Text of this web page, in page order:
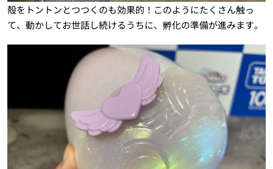
殻をトントンとつつくのも効果的！このようにたくさん触っ
て、動かしてお世話し続けるうちに、孵化の準備が進みます。